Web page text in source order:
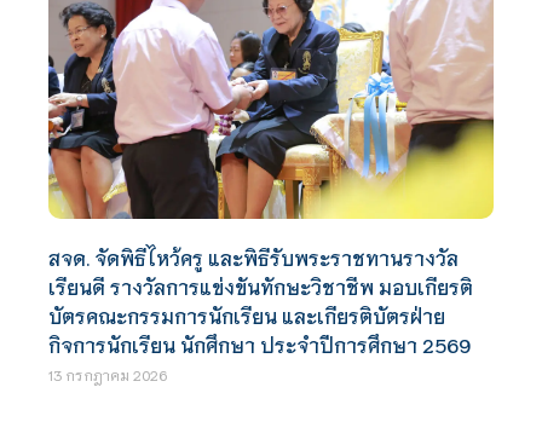
สจด. จัดพิธีไหว้ครู และพิธีรับพระราชทานรางวัล
เรียนดี รางวัลการแข่งขันทักษะวิชาชีพ มอบเกียรติ
บัตรคณะกรรมการนักเรียน และเกียรติบัตรฝ่าย
กิจการนักเรียน นักศึกษา ประจำปีการศึกษา 2569
13 กรกฎาคม 2026